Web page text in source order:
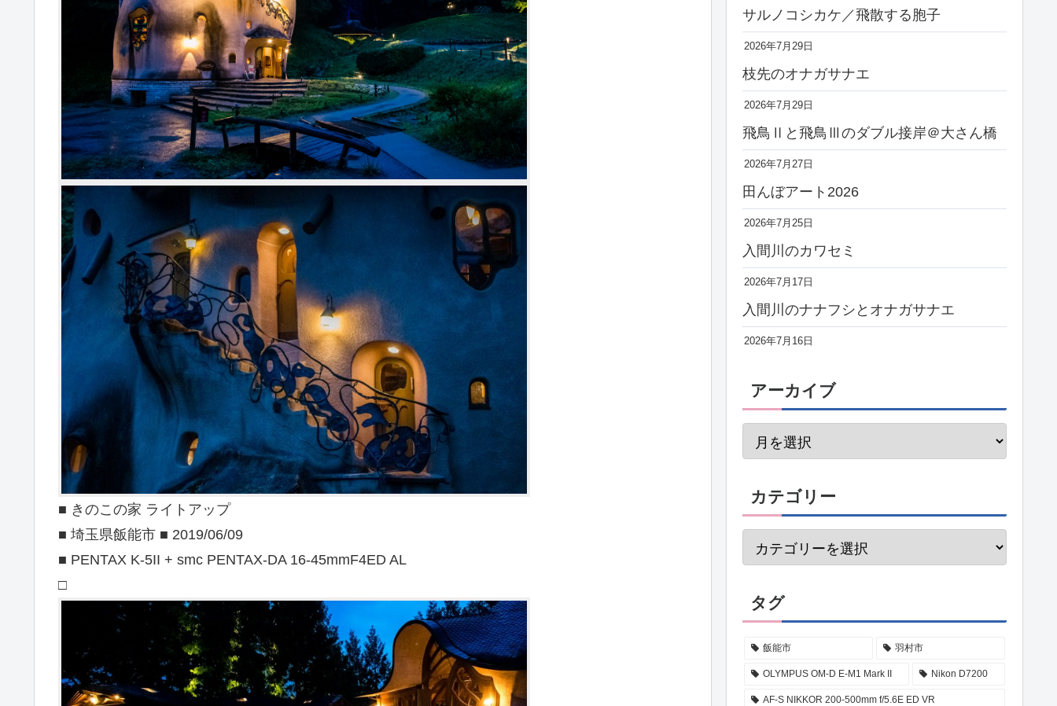
■ きのこの家 ライトアップ
■ 埼玉県飯能市 ■ 2019/06/09
■ PENTAX K-5II + smc PENTAX-DA 16-45mmF4ED AL
□
サルノコシカケ／飛散する胞子
2026年7月29日
枝先のオナガサナエ
2026年7月29日
飛鳥Ⅱと飛鳥Ⅲのダブル接岸＠大さん橋
2026年7月27日
田んぼアート2026
2026年7月25日
入間川のカワセミ
2026年7月17日
入間川のナナフシとオナガサナエ
2026年7月16日
アーカイブ
カテゴリー
タグ
飯能市 羽村市
OLYMPUS OM-D E-M1 Mark II Nikon D7200
AF-S NIKKOR 200-500mm f/5.6E ED VR